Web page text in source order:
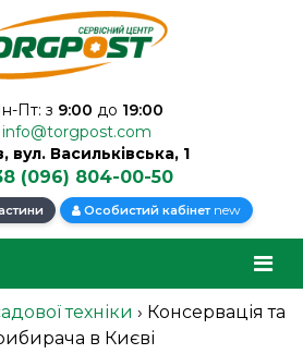
Пт: з 9:00 до 19:00
info@torgpost.com
вул. Васильківська, 1
(096) 804-00-50
Особистий кабінет new
техніки › Консервація та
в Києві